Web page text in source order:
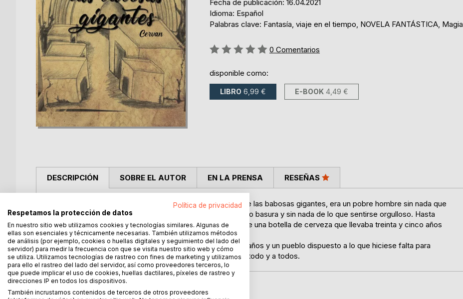
Fecha de publicación: 16.04.2021
Idioma: Español
Palabras clave: Fantasía, viaje en el tiempo, NOVELA FANTÁSTICA, Magia
Rating:
0 Comentarios
disponible como:
LIBRO 6,99 € E-BOOK 4,49 €
DESCRIPCIÓN
Paco Cabrales, Rey de Vidmar, señor de la casa blanca de las babosas gigantes, era un pobre hombre sin nada que
perder. Vivía recluido en una casa heredada, con un trabajo basura y sin nada de lo que sentirse orgulloso. Hasta
que dio con sus huesos en un mundo fantástico, dentro de una botella de cerveza que llevaba treinta y cinco años
en la nevera.
Allí conocería un universo increíble, lleno de animales extraños y un pueblo dispuesto a lo que hiciese falta para
salvarse de un terrible mal que amenazaba con destruirlo todo y a todos.
SOBRE EL AUTOR EN LA PRENSA RESEÑAS
Política de privacidad
Respetamos la protección de datos
En nuestro sitio web utilizamos cookies y tecnologías similares. Algunas de
ellas son esenciales y técnicamente necesarias. También utilizamos métodos
de análisis (por ejemplo, cookies o huellas digitales y seguimiento del lado del
servidor) para medir la frecuencia con que se visita nuestro sitio web y cómo
se utiliza. Utilizamos tecnologías de rastreo con fines de marketing y utilizamos
para ello el rastreo del lado del servidor, así como proveedores terceros, lo
que puede implicar el uso de cookies, huellas dactilares, píxeles de rastreo y
direcciones IP en todos los dispositivos.
También incrustamos contenidos de terceros de otros proveedores